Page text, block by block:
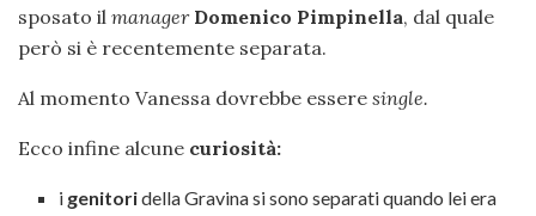
sposato il manager Domenico Pimpinella, dal quale
però si è recentemente separata.
Al momento Vanessa dovrebbe essere single.
Ecco infine alcune curiosità:
i genitoridella Gravina si sono separati quando lei era